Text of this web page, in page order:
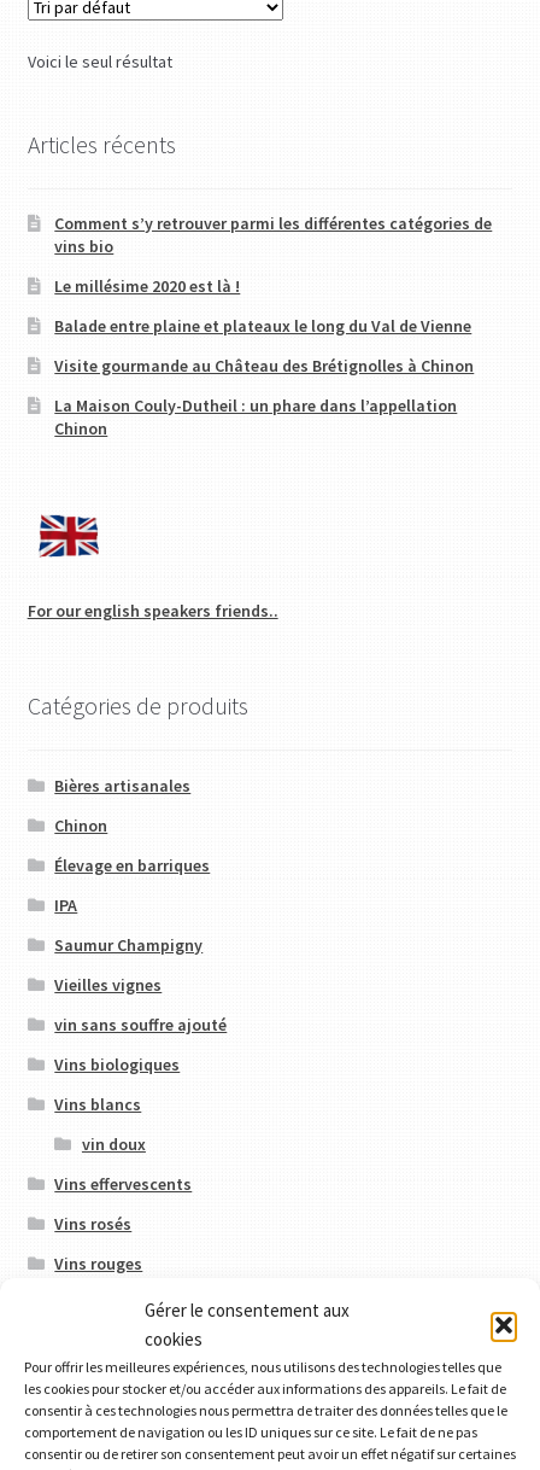
Gérer le consentement aux
cookies
Pour offrir les meilleures expériences, nous utilisons des technologies telles que
les cookies pour stocker et/ou accéder aux informations des appareils. Le fait de
consentir à ces technologies nous permettra de traiter des données telles que le
comportement de navigation ou les ID uniques sur ce site. Le fait de ne pas
consentir ou de retirer son consentement peut avoir un effet négatif sur certaines
Voici le seul résultat
Articles récents
Comment s’y retrouver parmi les différentes catégories de
vins bio
Le millésime 2020 est là !
Balade entre plaine et plateaux le long du Val de Vienne
Visite gourmande au Château des Brétignolles à Chinon
La Maison Couly-Dutheil : un phare dans l’appellation
Chinon
For our english speakers friends..
Catégories de produits
Bières artisanales
Chinon
Élevage en barriques
IPA
Saumur Champigny
Vieilles vignes
vin sans souffre ajouté
Vins biologiques
Vins blancs
vin doux
Vins effervescents
Vins rosés
Vins rouges
Produits
Chaloupe 2018